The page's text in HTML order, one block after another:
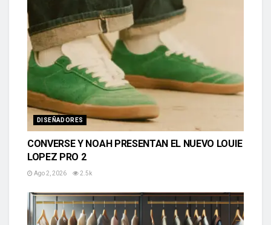
DISEÑADORES
CONVERSE Y NOAH PRESENTAN EL NUEVO LOUIE
LOPEZ PRO 2
Ago 2, 2026 2.5k